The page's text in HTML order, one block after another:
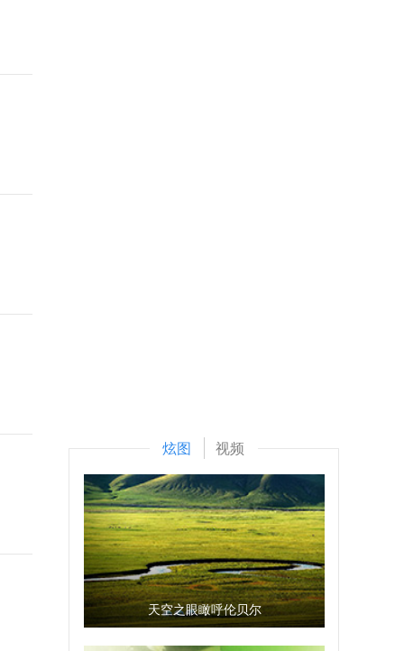
炫图 视频
天空之眼瞰呼伦贝尔